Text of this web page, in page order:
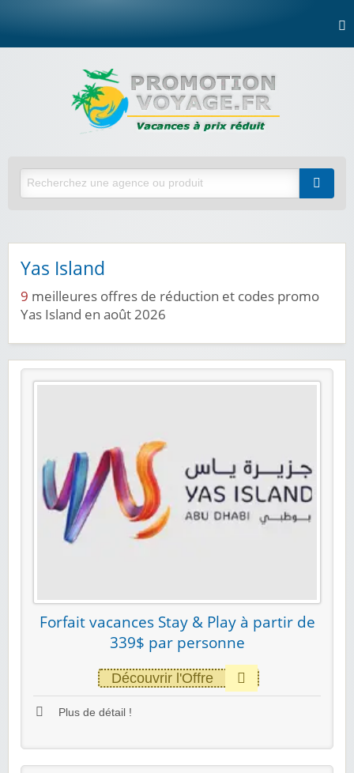
Yas Island
9 meilleures offres de réduction et codes promo
Yas Island en août 2026
Forfait vacances Stay & Play à partir de
339$ par personne
Découvrir l'Offre
Plus de détail !